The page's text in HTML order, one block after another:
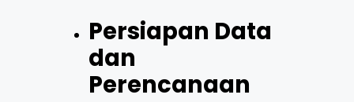
Persiapan Data
dan
Perencanaan